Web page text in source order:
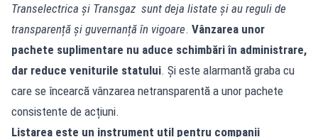
Transelectrica și Transgaz sunt deja listate și au reguli de
transparență și guvernanță în vigoare. Vânzarea unor
pachete suplimentare nu aduce schimbări în administrare,
dar reduce veniturile statului. Și este alarmantă graba cu
care se încearcă vânzarea netransparentă a unor pachete
consistente de acțiuni.
Listarea este un instrument util pentru companii